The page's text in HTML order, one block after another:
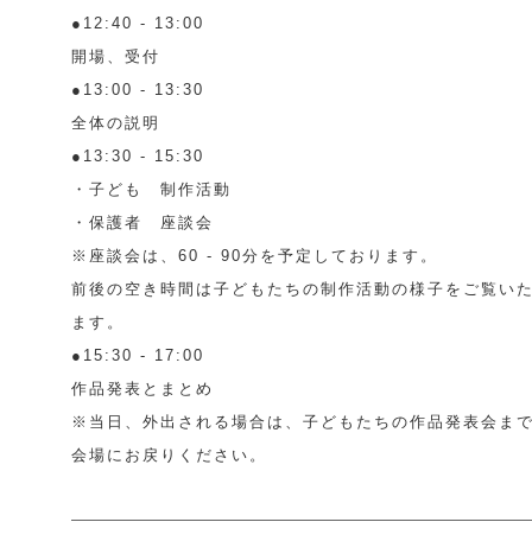
●12:40 - 13:00
開場、受付
●13:00 - 13:30
全体の説明
●13:30 - 15:30
・子ども 制作活動
・保護者 座談会
※座談会は、60 - 90分を予定しております。
前後の空き時間は子どもたちの制作活動の様子をご覧い
ます。
●15:30 - 17:00
作品発表とまとめ
※当日、外出される場合は、子どもたちの作品発表会ま
会場にお戻りください。